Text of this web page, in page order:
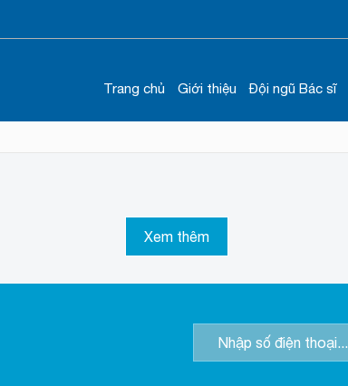
Trang chủ Giới thiệu Đội ngũ Bác sĩ
Xem thêm